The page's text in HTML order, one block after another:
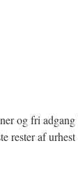
og fri adgang
rester af